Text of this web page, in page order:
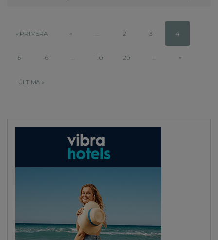
« PRIMERA « 2 3 4
5 6 10 20 »
ÚLTIMA »